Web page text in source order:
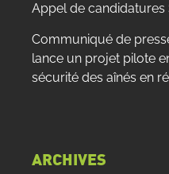
Appel de candidatures
Communiqué de
lance un projet pilote
sécurité des aînés en
ARCHIVES